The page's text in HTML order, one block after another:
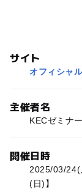
サイト
オフィシャ
主催者名
KECゼミナ
開催日時
2025/03/
(日)】